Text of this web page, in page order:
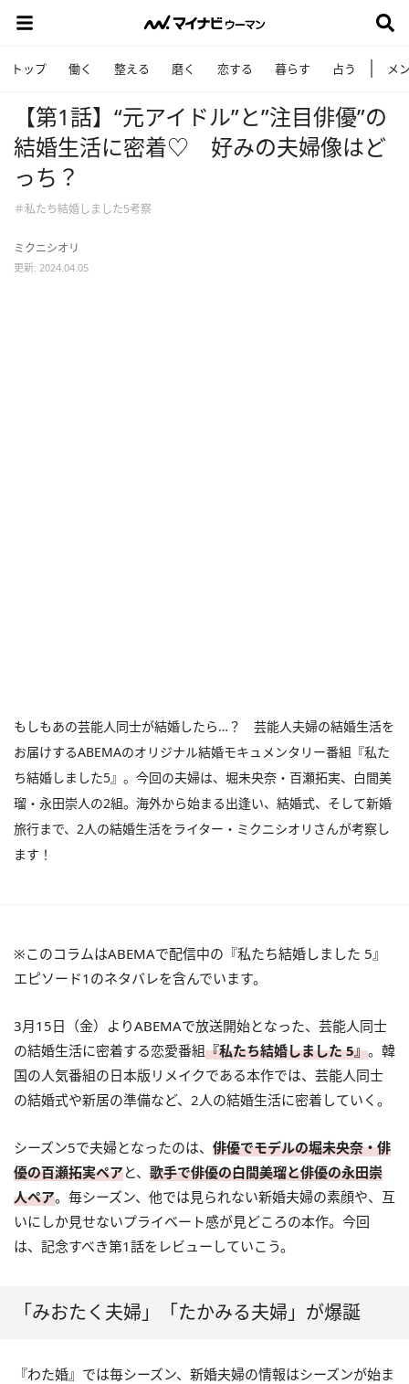
トップ 働く 整える 磨く 恋する 暮らす 占う メ
【第1話】“元アイドル”と”注目俳優”の
結婚生活に密着♡ 好みの夫婦像はど
っち？
＃私たち結婚しました5考察
ミクニシオリ
更新: 2024.04.05
もしもあの芸能人同士が結婚したら…？ 芸能人夫婦の結婚生活を
お届けするABEMAのオリジナル結婚モキュメンタリー番組『私た
ち結婚しました5』。今回の夫婦は、堀未央奈・百瀬拓実、白間美
瑠・永田崇人の2組。海外から始まる出逢い、結婚式、そして新婚
旅行まで、2人の結婚生活をライター・ミクニシオリさんが考察し
ます！
※このコラムはABEMAで配信中の『私たち結婚しました 5』
エピソード1のネタバレを含んでいます。
3月15日（金）よりABEMAで放送開始となった、芸能人同士
の結婚生活に密着する恋愛番組『私たち結婚しました 5』。韓
国の人気番組の日本版リメイクである本作では、芸能人同士
の結婚式や新居の準備など、2人の結婚生活に密着していく。
シーズン5で夫婦となったのは、 俳優でモデルの堀未央奈・俳
優の百瀬拓実ペアと、 歌手で俳優の白間美瑠と俳優の永田崇
人ペア。毎シーズン、他では見られない新婚夫婦の素顔や、互
いにしか見せないプライベート感が見どころの本作。今回
は、記念すべき第1話をレビューしていこう。
「みおたく夫婦」「たかみる夫婦」が爆誕
『わた婚』では毎シーズン、新婚夫婦の情報はシーズンが始ま